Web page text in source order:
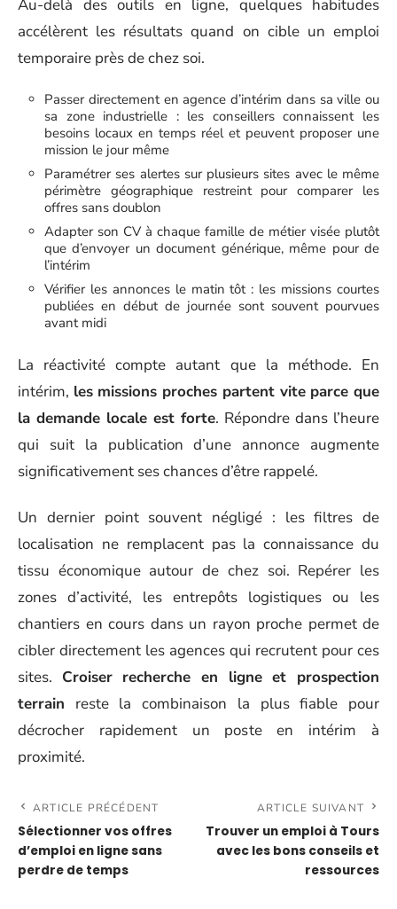
Au-delà des outils en ligne, quelques habitudes
accélèrent les résultats quand on cible un emploi
temporaire près de chez soi.
Passer directement en agence d’intérim dans sa ville ou
sa zone industrielle : les conseillers connaissent les
besoins locaux en temps réel et peuvent proposer une
mission le jour même
Paramétrer ses alertes sur plusieurs sites avec le même
périmètre géographique restreint pour comparer les
offres sans doublon
Adapter son CV à chaque famille de métier visée plutôt
que d’envoyer un document générique, même pour de
l’intérim
Vérifier les annonces le matin tôt : les missions courtes
publiées en début de journée sont souvent pourvues
avant midi
La réactivité compte autant que la méthode. En
intérim, les missions proches partent vite parce que
la demande locale est forte. Répondre dans l’heure
qui suit la publication d’une annonce augmente
significativement ses chances d’être rappelé.
Un dernier point souvent négligé : les filtres de
localisation ne remplacent pas la connaissance du
tissu économique autour de chez soi. Repérer les
zones d’activité, les entrepôts logistiques ou les
chantiers en cours dans un rayon proche permet de
cibler directement les agences qui recrutent pour ces
sites. Croiser recherche en ligne et prospection
terrain reste la combinaison la plus fiable pour
décrocher rapidement un poste en intérim à
proximité.
ARTICLE PRÉCÉDENT
Sélectionner vos offres
d’emploi en ligne sans
perdre de temps
ARTICLE SUIVANT
Trouver un emploi à Tours
avec les bons conseils et
ressources